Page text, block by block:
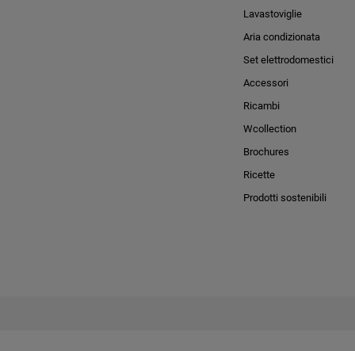
Lavastoviglie
Aria condizionata
Set elettrodomestici
Accessori
Ricambi
Wcollection
Brochures
Ricette
Prodotti sostenibili